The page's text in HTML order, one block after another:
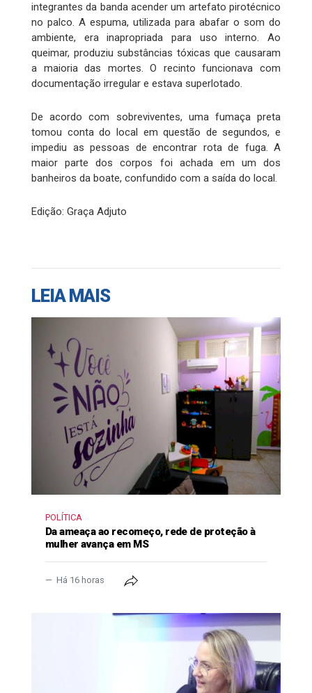
integrantes da banda acender um artefato pirotécnico
no palco. A espuma, utilizada para abafar o som do
ambiente, era inapropriada para uso interno. Ao
queimar, produziu substâncias tóxicas que causaram
a maioria das mortes. O recinto funcionava com
documentação irregular e estava superlotado.
De acordo com sobreviventes, uma fumaça preta
tomou conta do local em questão de segundos, e
impediu as pessoas de encontrar rota de fuga. A
maior parte dos corpos foi achada em um dos
banheiros da boate, confundido com a saída do local.
Edição: Graça Adjuto
LEIA MAIS
POLÍTICA
Da ameaça ao recomeço, rede de proteção à
mulher avança em MS
Há 16 horas